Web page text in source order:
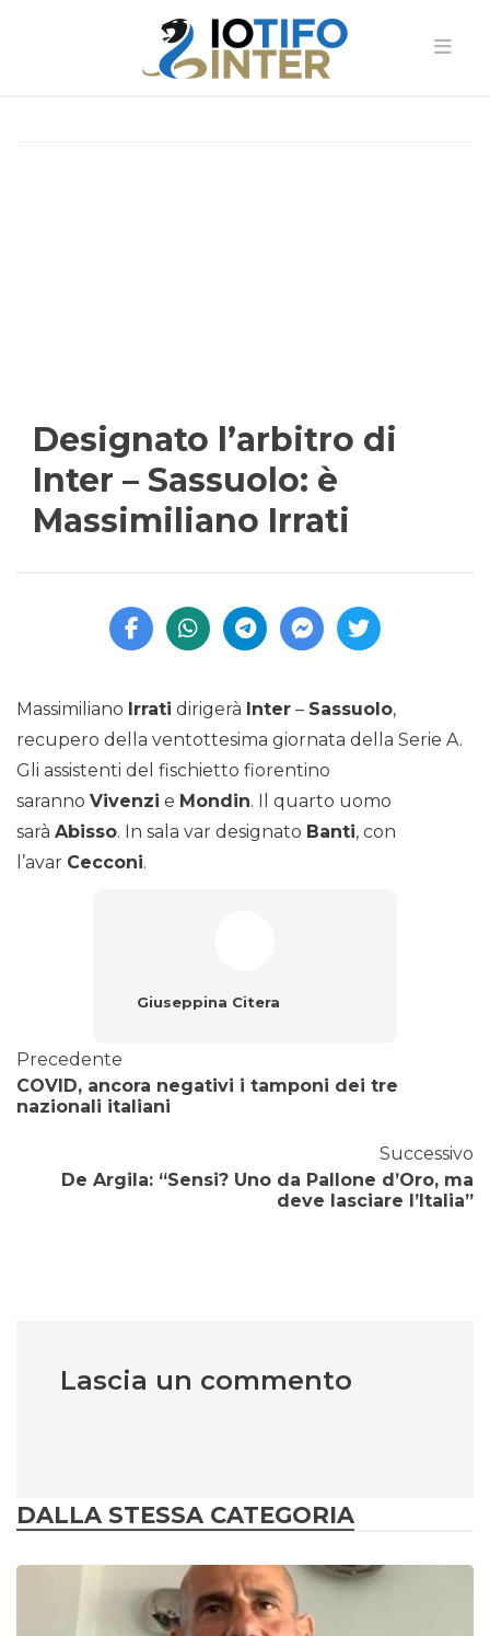
Designato l’arbitro di
Inter – Sassuolo: è
Massimiliano Irrati
Massimiliano Irrati dirigerà Inter – Sassuolo,
recupero della ventottesima giornata della Serie A.
Gli assistenti del fischietto fiorentino
saranno Vivenzi e Mondin. Il quarto uomo
sarà Abisso. In sala var designato Banti, con
l’avar Cecconi.
Giuseppina Citera
Precedente
COVID, ancora negativi i tamponi dei tre
nazionali italiani
Successivo
De Argila: “Sensi? Uno da Pallone d’Oro, ma
deve lasciare l’Italia”
Lascia un commento
DALLA STESSA CATEGORIA